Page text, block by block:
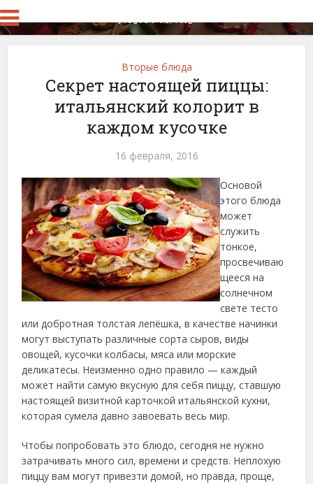
Вторые блюда
Секрет настоящей пиццы:
итальянский колорит в
каждом кусочке
16 февраля, 2016
Основой
этого блюда
может
служить
тонкое,
просвечиваю
щееся на
солнечном
свете тесто
или добротная толстая лепёшка, в качестве начинки
могут выступать различные сорта сыров, виды
овощей, кусочки колбасы, мяса или морские
деликатесы. Неизменно одно правило — каждый
может найти самую вкусную для себя пиццу, ставшую
настоящей визитной карточкой итальянской кухни,
которая сумела давно завоевать весь мир.
Чтобы попробовать это блюдо, сегодня не нужно
затрачивать много сил, времени и средств. Неплохую
пиццу вам могут привезти домой, но правда, проще,